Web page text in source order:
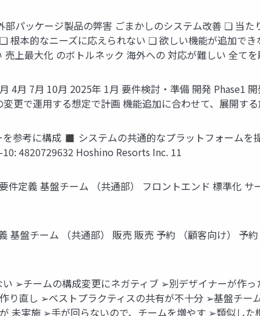
部パッケージ製品の弊害 ごまかしのシステム改善 ❏ 当
根本的なニーズに応えられない ❏ 欲しい機能が追加で
上最大化 のボトルネック 海外への 対応が難しい 全て
4月 7月 10月 2025年 1月 要件検討・準備 開発 Phase1
更で運用する想定で計画 機能追加に合わせて、展開す
考に構成 ◼ システムの共通的なプラットフォームを
4820729632 Hoshino Resorts Inc. 11
定義 基盤チーム （共通部） フロントエンド 標準化
盤チーム （共通部） 販売 販売 予約 （顧客向け） 予
➢チームの構成変更にネガティブ ➢別デザイナーが作
り直し ➢ベストプラクティスの共有が不十分 ➢基盤チー
未実施 ➢手が回らないので、チームを増やす ➢類似し